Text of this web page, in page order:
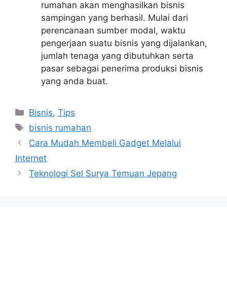
rumahan akan menghasilkan bisnis
sampingan yang berhasil. Mulai dari
perencanaan sumber modal, waktu
pengerjaan suatu bisnis yang dijalankan,
jumlah tenaga yang dibutuhkan serta
pasar sebagai penerima produksi bisnis
yang anda buat.
Categories
Bisnis,Tips
Tags
bisnis rumahan
Cara Mudah Membeli Gadget Melalui
Internet
Teknologi Sel Surya Temuan Jepang